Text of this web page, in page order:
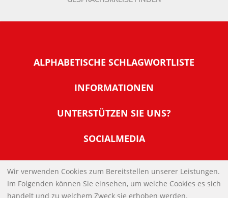
ALPHABETISCHE SCHLAGWORTLISTE
INFORMATIONEN
Warum NachDenkSeiten
Tipps zur Nutzung der NachDenkSeiten
Banner und E-Mail-Signaturen
Links
Kontakt
UNTERSTÜTZEN SIE UNS?
Werden Sie Fördermitglied
Spenden Sie Online
SOCIALMEDIA
IMPRESSUM
DATENSCHUTZERKLÄRUNG
Wir verwenden Cookies zum Bereitstellen unserer Leistungen.
Im Folgenden können Sie einsehen, um welche Cookies es sich
handelt und zu welchem Zweck sie erhoben werden.